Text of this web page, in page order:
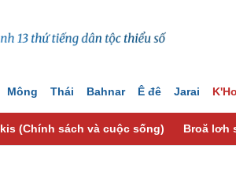
Mông Thái Bahnar Ê đê Jarai K'Ho
(Chính sách và cuộc sống) Broă lơh